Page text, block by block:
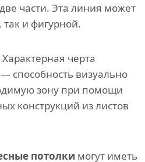
части. Эта линия может
и фигурной.
Характерная черта
способность визуально
зону при помощи
конструкций из листов
потолки могут иметь